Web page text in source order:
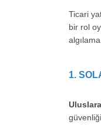
Ticari
bir rol
1.